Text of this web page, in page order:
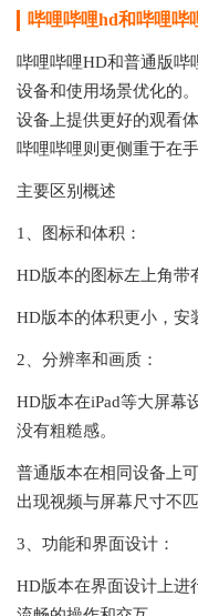
哔哩哔哩hd和哔哩哔
哔哩哔哩HD和普通版哔
设备和使用场景优化的
设备上提供更好的观看
哔哩哔哩则更侧重于在‌
主要区别概述
1、图标和体积：
HD版本的图标左上角带
HD版本的体积更小，安
2、分辨率和画质：
HD版本在iPad等大屏幕
没有粗糙感。
普通版本在相同设备上
出现视频与屏幕尺寸不匹
3、功能和界面设计：
HD版本在界面设计上进